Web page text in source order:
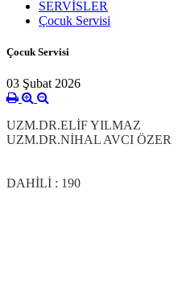
SERVİSLER
Çocuk Servisi
Çocuk Servisi
03 Şubat 2026
UZM.DR.ELİF YILMAZ
UZM.DR.NİHAL AVCI ÖZER
DAHİLİ : 190